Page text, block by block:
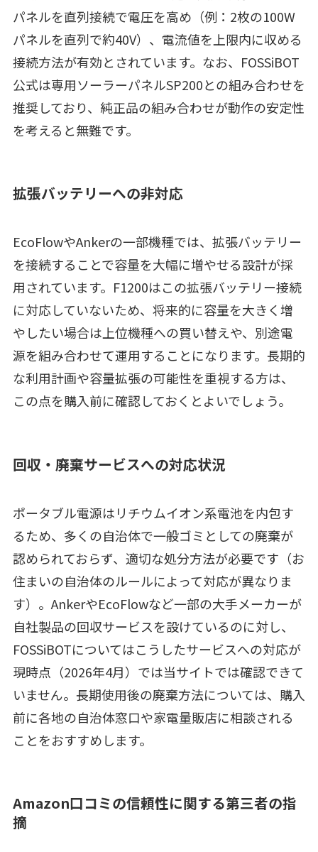
パネルを直列接続で電圧を高め（例：2枚の100W
パネルを直列で約40V）、電流値を上限内に収める
接続方法が有効とされています。なお、FOSSiBOT
公式は専用ソーラーパネルSP200との組み合わせを
推奨しており、純正品の組み合わせが動作の安定性
を考えると無難です。
拡張バッテリーへの非対応
EcoFlowやAnkerの一部機種では、拡張バッテリー
を接続することで容量を大幅に増やせる設計が採
用されています。F1200はこの拡張バッテリー接続
に対応していないため、将来的に容量を大きく増
やしたい場合は上位機種への買い替えや、別途電
源を組み合わせて運用することになります。長期的
な利用計画や容量拡張の可能性を重視する方は、
この点を購入前に確認しておくとよいでしょう。
回収・廃棄サービスへの対応状況
ポータブル電源はリチウムイオン系電池を内包す
るため、多くの自治体で一般ゴミとしての廃棄が
認められておらず、適切な処分方法が必要です（お
住まいの自治体のルールによって対応が異なりま
す）。AnkerやEcoFlowなど一部の大手メーカーが
自社製品の回収サービスを設けているのに対し、
FOSSiBOTについてはこうしたサービスへの対応が
現時点（2026年4月）では当サイトでは確認できて
いません。長期使用後の廃棄方法については、購入
前に各地の自治体窓口や家電量販店に相談される
ことをおすすめします。
Amazon口コミの信頼性に関する第三者の指
摘